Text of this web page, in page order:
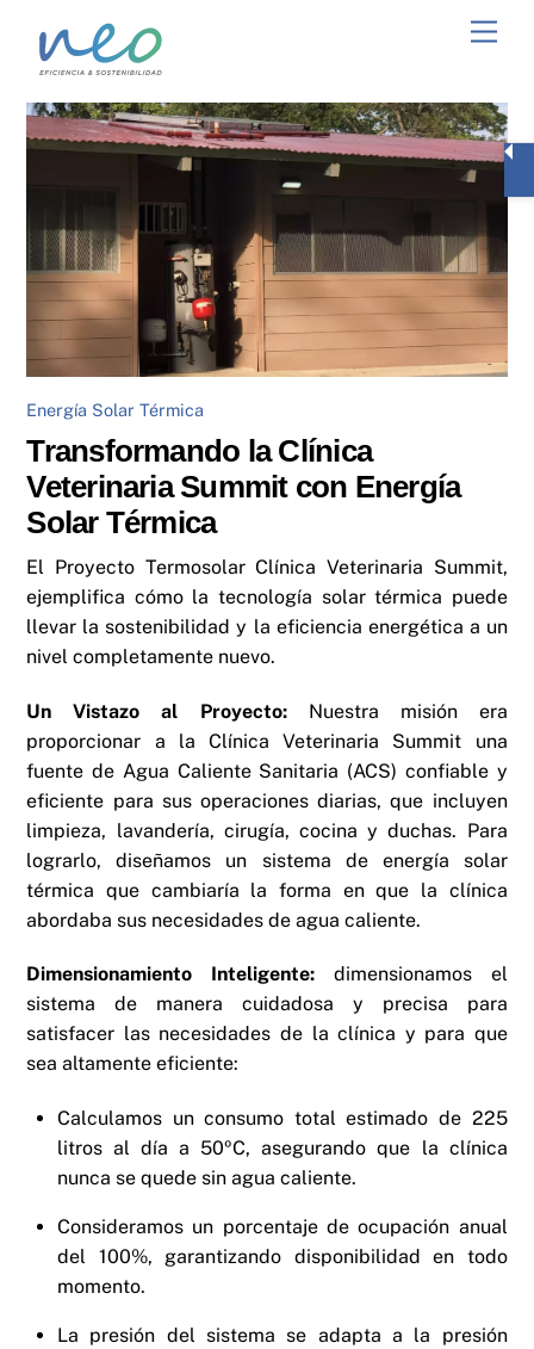
content
Energía Solar Térmica
Transformando la Clínica
Veterinaria Summit con Energía
Solar Térmica
El Proyecto Termosolar Clínica Veterinaria Summit,
ejemplifica cómo la tecnología solar térmica puede
llevar la sostenibilidad y la eficiencia energética a un
nivel completamente nuevo.
Un Vistazo al Proyecto:Nuestra misión era
proporcionar a la Clínica Veterinaria Summit una
fuente de Agua Caliente Sanitaria (ACS) confiable y
eficiente para sus operaciones diarias, que incluyen
limpieza, lavandería, cirugía, cocina y duchas. Para
lograrlo, diseñamos un sistema de energía solar
térmica que cambiaría la forma en que la clínica
abordaba sus necesidades de agua caliente.
Dimensionamiento Inteligente: dimensionamos el
sistema de manera cuidadosa y precisa para
satisfacer las necesidades de la clínica y para que
sea altamente eficiente:
Calculamos un consumo total estimado de 225
litros al día a 50ºC, asegurando que la clínica
nunca se quede sin agua caliente.
Consideramos un porcentaje de ocupación anual
del 100%, garantizando disponibilidad en todo
momento.
La presión del sistema se adapta a la presión